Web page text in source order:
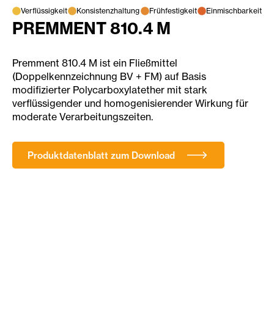
Verflüssigkeit Konsistenzhaltung Frühfestigkeit Einmischbarkeit
PREMMENT 810.4 M
Premment 810.4 M ist ein Fließmittel
(Doppelkennzeichnung BV + FM) auf Basis
modifizierter Polycarboxylatether mit stark
verflüssigender und homogenisierender Wirkung für
moderate Verarbeitungszeiten.
Produktdatenblatt zum Download